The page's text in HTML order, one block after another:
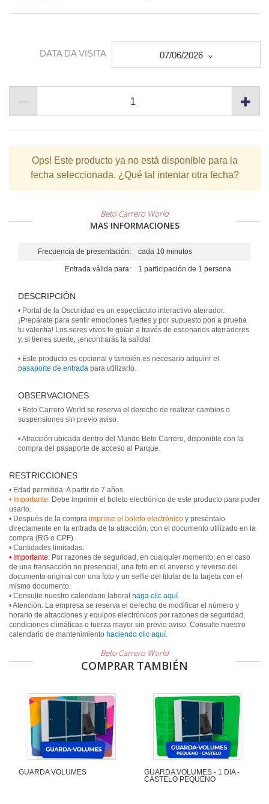
DATA DA VISITA 07/06/2026
Ops! Este producto ya no está disponible para la
fecha seleccionada. ¿Qué tal intentar otra fecha?
Beto Carrero World
MAS INFORMACIONES
Frecuencia de presentación: cada 10 minutos
Entrada válida para: 1 participación de 1 persona
DESCRIPCIÓN
• Portal de la Oscuridad es un espectáculo interactivo aterrador.
¡Prepárate para sentir emociones fuertes y por supuesto pon a prueba
tu valentía! Los seres vivos te guían a través de escenarios aterradores
y, si tienes suerte, ¡encontrarás la salida!
• Este producto es opcional y también es necesario adquirir el
pasaporte de entrada para utilizarlo.
OBSERVACIONES
• Beto Carrero World se reserva el derecho de realizar cambios o
suspensiones sin previo aviso.
• Atracción ubicada dentro del Mundo Beto Carrero, disponible con la
compra del pasaporte de acceso al Parque.
RESTRICCIONES
• Importante: Debe imprimir el boleto electrónico de este producto para poder
usarlo.
• Después de la compra imprime el boleto electrónico y preséntalo
directamente en la entrada de la atracción, con el documento utilizado en la
compra (RG o CPF).
• Importante: Por razones de seguridad, en cualquier momento, en el caso
de una transacción no presencial, una foto en el anverso y reverso del
documento original con una foto y un selfie del titular de la tarjeta con el
mismo documento.
• Consulte nuestro calendario laboral haga clic aquí.
• Atención: La empresa se reserva el derecho de modificar el número y
horario de atracciones y equipos electrónicos por razones de seguridad,
condiciones climáticas o fuerza mayor sin previo aviso. Consulte nuestro
calendario de mantenimiento haciendo clic aquí.
Beto Carrero World
COMPRAR TAMBIÉN
GUARDA VOLUMES
GUARDA VOLUMES - 1 DIA -
CASTELO PEQUENO